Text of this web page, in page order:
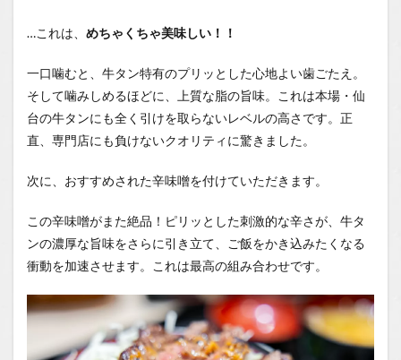
…これは、 めちゃくちゃ美味しい！！
一口噛むと、牛タン特有のプリッとした心地よい歯ごたえ。
そして噛みしめるほどに、上質な脂の旨味。これは本場・仙
台の牛タンにも全く引けを取らないレベルの高さです。正
直、専門店にも負けないクオリティに驚きました。
次に、おすすめされた辛味噌を付けていただきます。
この辛味噌がまた絶品！ピリッとした刺激的な辛さが、牛タ
ンの濃厚な旨味をさらに引き立て、ご飯をかき込みたくなる
衝動を加速させます。これは最高の組み合わせです。